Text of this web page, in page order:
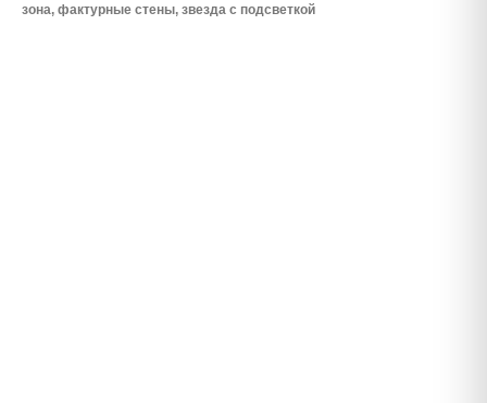
зона, фактурные стены, звезда с подсветкой